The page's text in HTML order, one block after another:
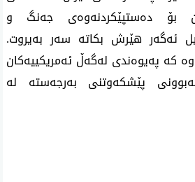
بۆ ده‌ستپێكردنه‌وه‌ی جه‌نگ و
ئه‌گه‌ر هێرش بكاته‌ سه‌ر به‌یروت.
كه‌ په‌یوه‌ندی له‌گه‌ڵ ئه‌مریكییه‌كان
پێشكه‌وتنی به‌رجه‌سته‌ له‌